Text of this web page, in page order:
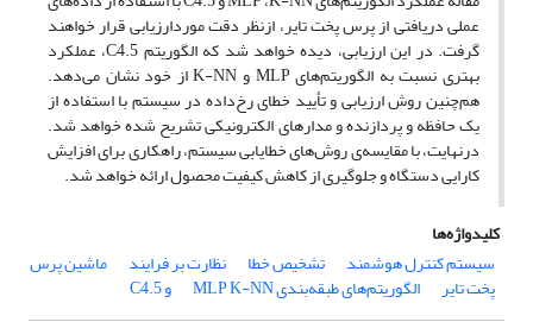
عملی دریافتی از پرس پخت تایر، ازنظر دقت موردارزیابی قرار خواهند
گرفت. در این ارزیابی، دیده خواهد شد که الگوریتم C4.5، عملکرد
بهتری نسبت به الگوریتم‌های MLP و K-NN از خود نشان می‌دهد.
هم‌چنین روش ارزیابی و تأیید خطای رخ‌داده در سیستم با استفاده از
یک حافظه و پردازنده و مدارهای الکترونیکی تشریح شده خواهد شد.
درنهایت، با مقایسه‌ی روش‌های خطایابی سیستم، راهکاری برای افزایش
کارایی دستگاه و جلوگیری از کاهش کیفیت محصول ارائه خواهد شد.
کلیدواژه‌ها
سیستم کنترل هوشمند
تشخیص خطا نظارت بر فرایند ماشین پرس
پخت تایر الگوریتم‌های طبقه‌بندی MLPK-NN و C4.5